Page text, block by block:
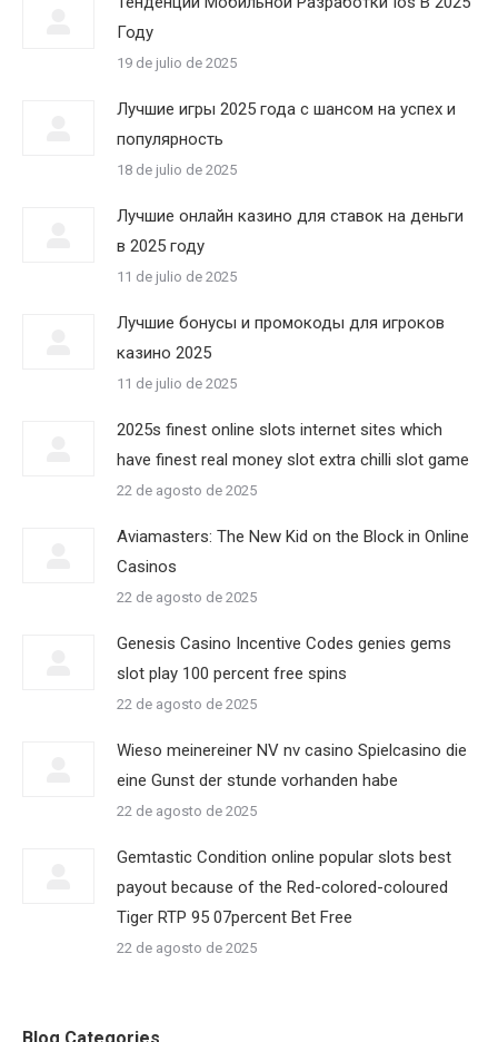
Году
19 de julio de 2025
Лучшие игры 2025 года с шансом на успех и
популярность
18 de julio de 2025
Лучшие онлайн казино для ставок на деньги
в 2025 году
11 de julio de 2025
Лучшие бонусы и промокоды для игроков
казино 2025
11 de julio de 2025
2025s finest online slots internet sites which
have finest real money slot extra chilli slot game
22 de agosto de 2025
Aviamasters: The New Kid on the Block in Online
Casinos
22 de agosto de 2025
Genesis Casino Incentive Codes genies gems
slot play 100 percent free spins
22 de agosto de 2025
Wieso meinereiner NV nv casino Spielcasino die
eine Gunst der stunde vorhanden habe
22 de agosto de 2025
Gemtastic Condition online popular slots best
payout because of the Red-colored-coloured
Tiger RTP 95 07percent Bet Free
22 de agosto de 2025